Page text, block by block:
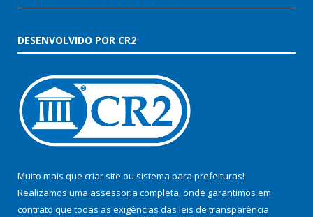
DESENVOLVIDO POR CR2
Muito mais que criar site ou sistema para prefeituras!
Realizamos uma assessoria completa, onde garantimos em
contrato que todas as exigências das leis de transparência